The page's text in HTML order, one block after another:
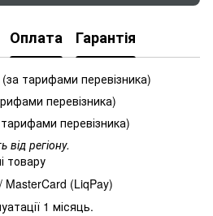
Оплата Гарантія
тарифами перевізника)
перевізника)
перевізника)
від регіону.
товару
(LiqPay)
1 місяць.